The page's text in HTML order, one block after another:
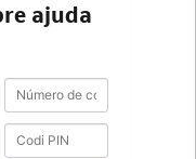
ajuda
Número
de
confirmació
Número
confirmació